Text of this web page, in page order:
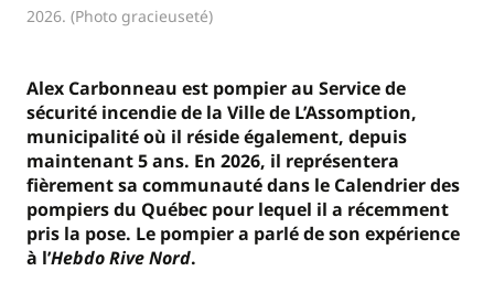
2026. (Photo gracieuseté)
Alex Carbonneau est pompier au Service de
sécurité incendie de la Ville de L’Assomption,
municipalité où il réside également, depuis
maintenant 5 ans. En 2026, il représentera
fièrement sa communauté dans le Calendrier des
pompiers du Québec pour lequel il a récemment
pris la pose. Le pompier a parlé de son expérience
à l’Hebdo Rive Nord.